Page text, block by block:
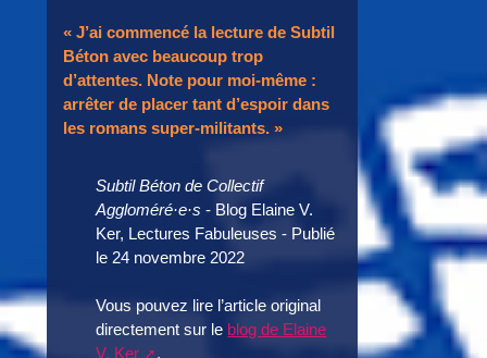
« J’ai commencé la lecture de Subtil
Béton avec beaucoup trop
d’attentes. Note pour moi-même :
arrêter de placer tant d’espoir dans
les romans super-militants. »
Subtil Béton de Collectif
Aggloméré·e·s - Blog Elaine V.
Ker, Lectures Fabuleuses - Publié
le 24 novembre 2022
Vous pouvez lire l’article original
directement sur le blog de Elaine
V. Ker
.